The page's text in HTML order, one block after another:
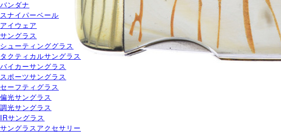
バンダナ
スナイパーベール
アイウェア
サングラス
シューティンググラス
タクティカルサングラス
バイカーサングラス
スポーツサングラス
セーフティグラス
偏光サングラス
調光サングラス
IRサングラス
サングラスアクセサリー